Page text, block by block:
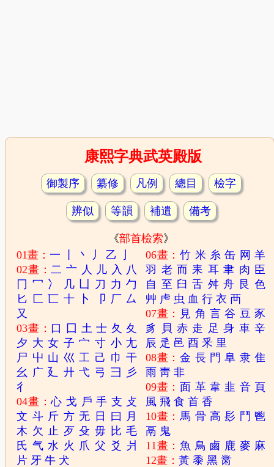
康熙字典武英殿版
御製序 纂修 凡例 總目 檢字
辨似 等韻 補遺 備考
《部首檢索》
01畫：一 丶 丿 乙
02畫：二 亠 人 儿 入 八
冂 冖 冫 几 凵 刀 力 勹
匕 匚 匸 十 卜 卩 厂 厶
又
03畫： 口 囗 土 士 夂 夊
夕 大 女 子 宀 寸 小 尢
尸 屮 山 巛 工 己 巾 干
幺 广 廴 廾 弋 弓 彐
彡
彳
04畫：心 戈 戶 手 支 攴
文 斗 斤 方 无 日 曰 月
木 欠 止 歹 殳 毋 比 毛
氏 气 水 火 爪 父 爻 爿
片 牙 牛 犬
06畫：竹 米 糸 缶 网 羊
羽 老 而 耒 耳 聿 肉 臣
自 至 臼 舌 舛 舟 艮 色
艸 虍 虫 血 行 衣 襾
07畫： 見 角 言 谷 豆 豕
豸
貝 赤 走 足 身 車 辛
辰 辵 邑 酉 釆 里
08畫：金 長 門 阜 隶 隹
雨 靑 非
09畫： 面 革 韋 韭 音 頁
風 飛 食 首 香
10畫：馬 骨 高 髟 鬥 鬯
鬲 鬼
11畫：魚 鳥 鹵 鹿 麥 麻
12畫：黃 黍 黑 黹